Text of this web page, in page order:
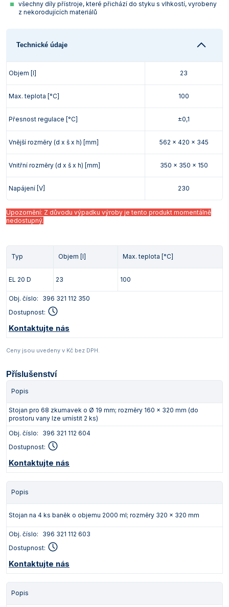
všechny díly přístroje, které přichází do styku s vlhkostí, vyrobeny
z nekorodujících materiálů
Technické údaje
Objem [l] 23
Max. teplota [°C] 100
Přesnost regulace [°C] ±0,1
Vnější rozměry (d x š x h) [mm] 562 x 420 x 345
Vnitřní rozměry (d x š x h) [mm] 350 x 350 x 150
Napájení [V] 230
Upozornění: Z důvodu výpadku výroby je tento produkt momentálně
nedostupný.
Typ Objem [l] Max. teplota [°C]
EL 20 D 23 100
Obj. číslo:
396 321 112 350
Dostupnost:
Kontaktujte nás
Ceny jsou uvedeny v Kč bez DPH.
Příslušenství
Popis
Stojan pro 68 zkumavek o Ø 19 mm; rozměry 160 x 320 mm (do
prostoru vany lze umístit 2 ks)
Obj. číslo:
396 321 112 604
Dostupnost:
Kontaktujte nás
Popis
Stojan na 4 ks baněk o objemu 2000 ml; rozměry 320 x 320 mm
Obj. číslo:
396 321 112 603
Dostupnost:
Kontaktujte nás
Popis
Vlastnosti skla a porcelánu
Zátky a uzávěry
Vlastnosti plastů
Teploměry, vlhkoměry a další přístroje pro
Vlhkostní analyzátory - váhy sušicí
Viskozimetry